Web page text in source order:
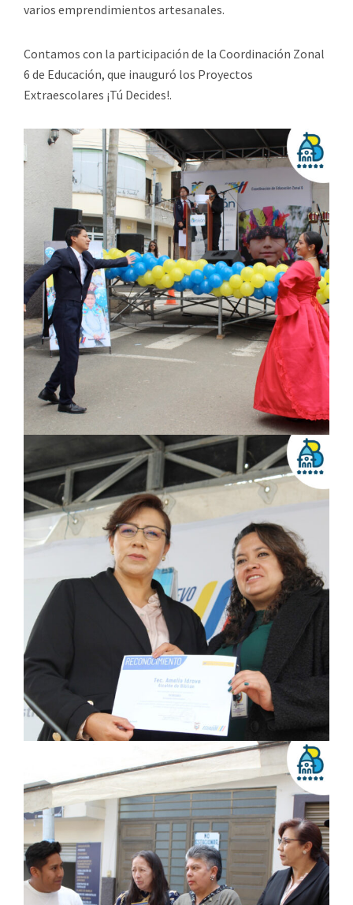
varios emprendimientos artesanales.
Contamos con la participación de la Coordinación Zonal
6 de Educación, que inauguró los Proyectos
Extraescolares ¡Tú Decides!.